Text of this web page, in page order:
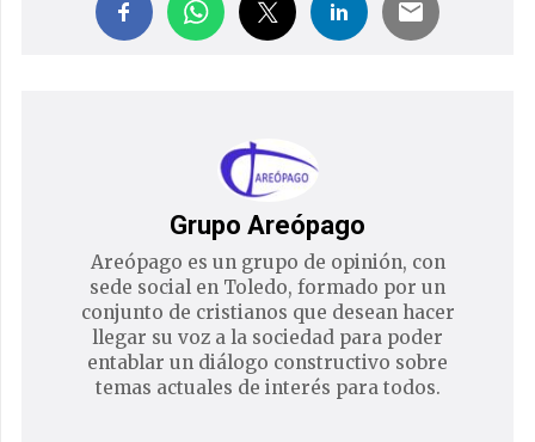
Grupo Areópago
Areópago es un grupo de opinión, con
sede social en Toledo, formado por un
conjunto de cristianos que desean hacer
llegar su voz a la sociedad para poder
entablar un diálogo constructivo sobre
temas actuales de interés para todos.